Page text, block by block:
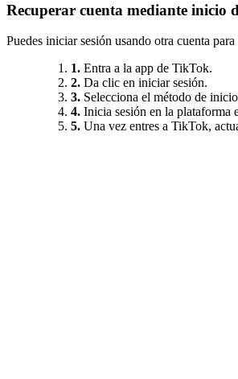
Recuperar cuenta mediante inicio
Puedes iniciar sesión usando otra cuenta
1. Entra a la app de TikTok.
2. Da clic en iniciar sesión.
3. Selecciona el método de
4. Inicia sesión en la plataforma
5. Una vez entres a TikTok,